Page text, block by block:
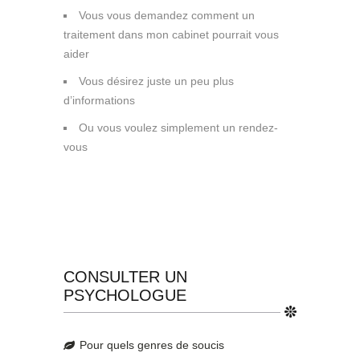
Vous vous demandez comment un
traitement dans mon cabinet pourrait vous
aider
Vous désirez juste un peu plus
d’informations
Ou vous voulez simplement un rendez-
vous
CONSULTER UN
PSYCHOLOGUE
Pour quels genres de soucis